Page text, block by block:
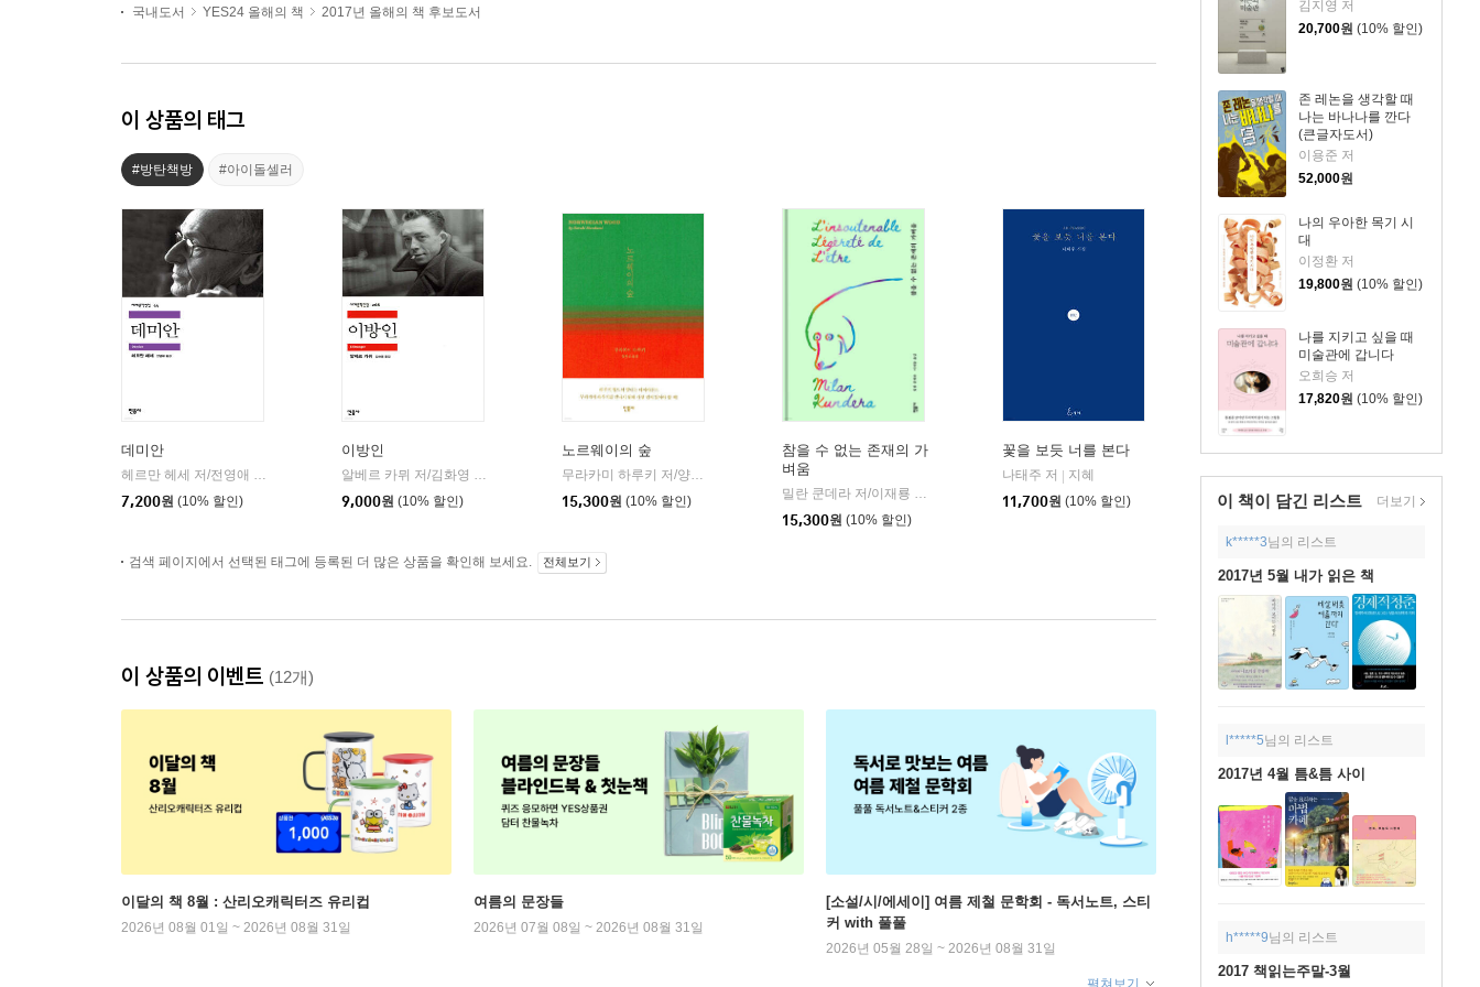
김지영 저
20,700원 (10% 할인)
존 레논을 생각할 때
나는 바나나를 깐다
(큰글자도서)
이용준 저
52,000원
나의 우아한 목기 시
대
이정환 저
19,800원 (10% 할인)
나를 지키고 싶을 때
미술관에 갑니다
오희승 저
17,820원 (10% 할인)
이 책이 담긴 리스트 더보기
k*****3님의 리스트
2017년 5월 내가 읽은 책
l*****5님의 리스트
2017년 4월 틈&틈 사이
h*****9님의 리스트
2017 책읽는주말-3월
국내도서
YES24 올해의 책 2017년 올해의 책 후보도서
이 상품의 태그
#방탄책방 #아이돌셀러
데미안
헤르만 헤세 저/전영애 역
7,200원 (10% 할인)
이방인
알베르 카뮈 저/김화영 역
9,000원 (10% 할인)
노르웨이의 숲
무라카미 하루키 저/양억관 역
15,300원 (10% 할인)
참을 수 없는 존재의 가
벼움
밀란 쿤데라 저/이재룡 역
15,300원 (10% 할인)
꽃을 보듯 너를 본다
나태주 저
지혜
11,700원 (10% 할인)
검색 페이지에서 선택된 태그에 등록된 더 많은 상품을 확인해 보세요. 전체보기
이 상품의 이벤트 (12개)
이달의 책 8월 : 산리오캐릭터즈 유리컵
2026년 08월 01일 ~ 2026년 08월 31일
여름의 문장들
2026년 07월 08일 ~ 2026년 08월 31일
[소설/시/에세이] 여름 제철 문학회 - 독서노트, 스티
커 with 풀풀
2026년 05월 28일 ~ 2026년 08월 31일
펼쳐보기